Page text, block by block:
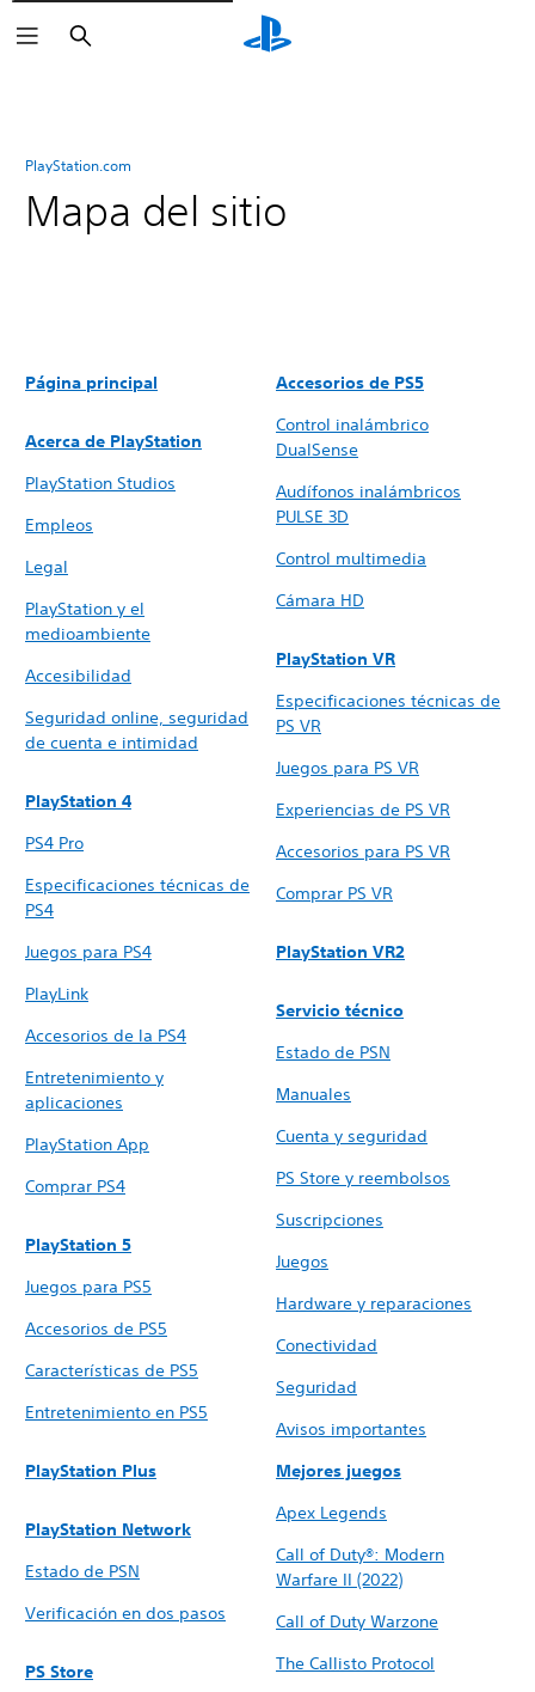
Buscar
PlayStation.com
Mapa del sitio
Página principal
Acerca de PlayStation
PlayStation Studios
Empleos
Legal
PlayStation y el
medioambiente
Accesibilidad
Seguridad online, seguridad
de cuenta e intimidad
PlayStation 4
PS4 Pro
Especificaciones técnicas de
PS4
Juegos para PS4
PlayLink
Accesorios de la PS4
Entretenimiento y
aplicaciones
PlayStation App
Comprar PS4
PlayStation 5
Juegos para PS5
Accesorios de PS5
Características de PS5
Entretenimiento en PS5
Accesorios de PS5
Control inalámbrico
DualSense
Audífonos inalámbricos
PULSE 3D
Control multimedia
Cámara HD
PlayStation VR
Especificaciones técnicas de
PS VR
Juegos para PS VR
Experiencias de PS VR
Accesorios para PS VR
Comprar PS VR
PlayStation VR2
Servicio técnico
Estado de PSN
Manuales
Cuenta y seguridad
PS Store y reembolsos
Suscripciones
Juegos
Hardware y reparaciones
Conectividad
Seguridad
Avisos importantes
PlayStation Plus
PlayStation Network
Estado de PSN
Verificación en dos pasos
PS Store
Mejores juegos
Apex Legends
Call of Duty®: Modern
Warfare II (2022)
Call of Duty Warzone
The Callisto Protocol